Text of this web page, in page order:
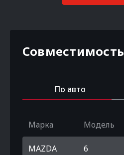
Совместимость
По авто
Марка Модель
MAZDA 6